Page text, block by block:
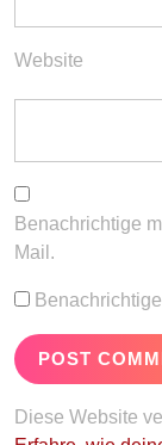
Website
Benachrichtige
Mail.
Diese Website